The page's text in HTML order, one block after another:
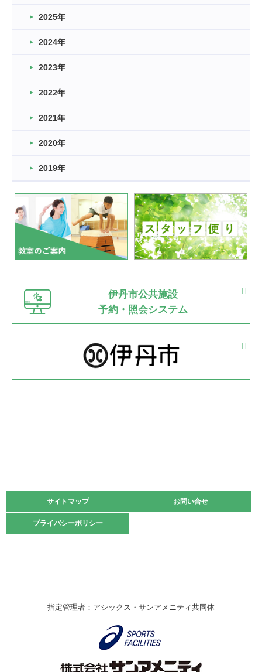
車いすバスケとRくんのお話
卒業・卒園の季節★
2026.03.11
緑ケ丘体育館
2022.11.03
緑ケ丘体育館
いたっぼーる大会☆彡
緑ケ丘体育館
2022.07.03
市内総合体育大会が開始
緑ケ丘体育館 猪名川運動広場
古池運動広場
2022.06.12
県知事杯争奪バレーボール大会が開催
2022.05.05
体育協会長杯 バドミントン競技の部
2022.05.22
緑ケ丘体育館
2021.10.23
卓球選手権大会ラージボールの部開催☆
伊丹市総合体育大会 バレーボール大会が開催されました
なわとびイベントを開催しました！
2025年
2024年
2023年
2022年
2021年
2020年
2019年
伊丹市公共施設
予約・照会システム
サイトマップ お問い合せ
プライバシーポリシー
サイトマップ お問い合せ
プライバシーポリシー
指定管理者：アシックス・サンアメニティ共同体